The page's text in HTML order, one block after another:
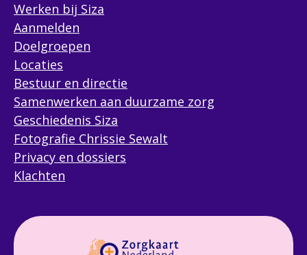
Korte motivatie
Werken bij Siza
Aanmelden
Doelgroepen
Locaties
Bestuur en directie
Samenwerken aan duurzame zorg
Geschiedenis Siza
Fotografie Chrissie Sewalt
Privacy en dossiers
Klachten